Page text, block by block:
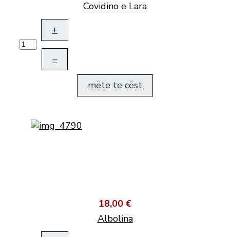
Covidino e Lara
+
–
mëte te cëst
18,00 €
Albolina